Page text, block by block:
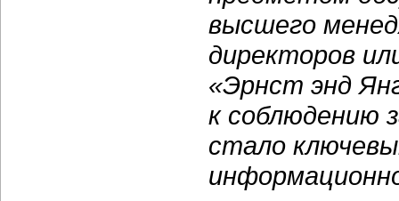
высшего
директоров
«Эрнст энд
к соблюдению
стало